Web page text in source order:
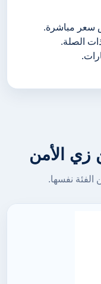
سعر مباشرة.
الصلة.
زي الأمن
نفسها.